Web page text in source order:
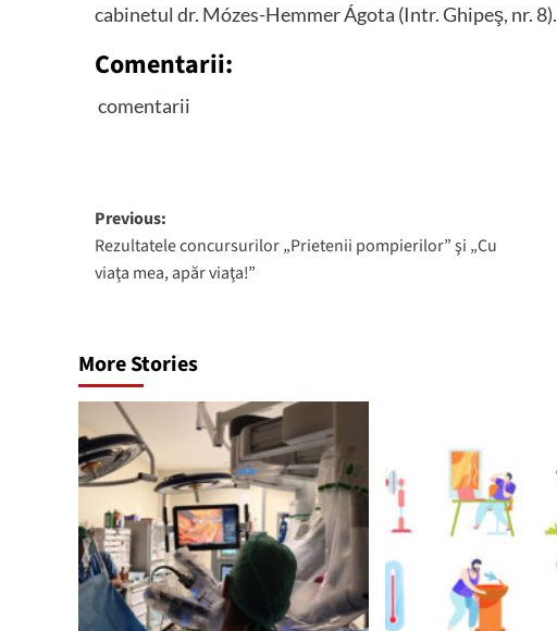
cabinetul dr. Mózes-Hemmer Ágota (Intr. Ghipeş, nr. 8).
Comentarii:
comentarii
Post
navigation
Previous:
Rezultatele concursurilor „Prietenii pompierilor” şi „Cu
viaţa mea, apăr viaţa!”
More Stories